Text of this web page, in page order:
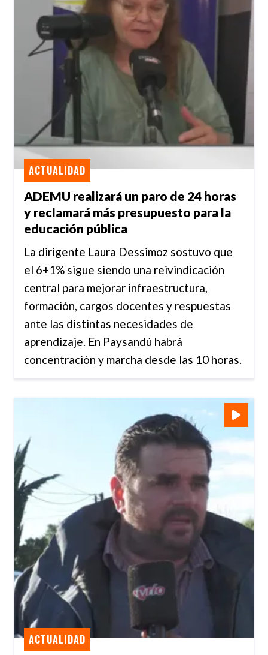
ADEMU realizará un paro de 24 horas
y reclamará más presupuesto para la
educación pública
ACTUALIDAD
La dirigente Laura Dessimoz sostuvo que
el 6+1% sigue siendo una reivindicación
central para mejorar infraestructura,
formación, cargos docentes y respuestas
ante las distintas necesidades de
aprendizaje. En Paysandú habrá
concentración y marcha desde las 10 horas.
ACTUALIDAD